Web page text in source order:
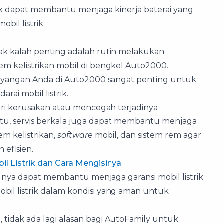
membantu menjaga kinerja baterai yang
listrik.
kalah penting adalah rutin melakukan
kelistrikan mobil di bengkel Auto2000.
Anda di Auto2000 sangat penting untuk
mobil listrik.
kerusakan atau mencegah terjadinya
servis berkala juga dapat membantu menjaga
kelistrikan, software mobil, dan sistem rem agar
efisien.
Listrik dan Cara Mengisinya
dapat membantu menjaga garansi mobil listrik
listrik dalam kondisi yang aman untuk
ada lagi alasan bagi AutoFamily untuk